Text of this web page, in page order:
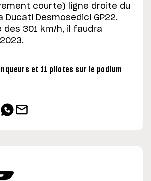
courte) ligne droite du
Ducati Desmosedici GP22.
des 301 km/h, il faudra
et 11 pilotes sur le podium